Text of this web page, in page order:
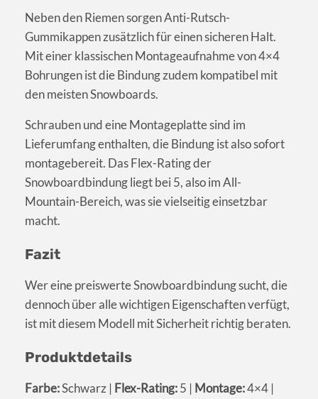
Neben den Riemen sorgen Anti-Rutsch-
Gummikappen zusätzlich für einen sicheren Halt.
Mit einer klassischen Montageaufnahme von 4×4
Bohrungen ist die Bindung zudem kompatibel mit
den meisten Snowboards.
Schrauben und eine Montageplatte sind im
Lieferumfang enthalten, die Bindung ist also sofort
montagebereit. Das Flex-Rating der
Snowboardbindung liegt bei 5, also im All-
Mountain-Bereich, was sie vielseitig einsetzbar
macht.
Fazit
Wer eine preiswerte Snowboardbindung sucht, die
dennoch über alle wichtigen Eigenschaften verfügt,
ist mit diesem Modell mit Sicherheit richtig beraten.
Produktdetails
Farbe:Schwarz | Flex-Rating:5 | Montage:4×4 |